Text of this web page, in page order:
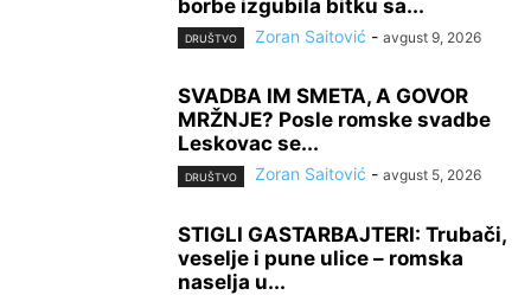
borbe izgubila bitku sa...
DRUŠTVO Zoran Saitović - avgust 9, 2026
SVADBA IM SMETA, A GOVOR
MRŽNJE? Posle romske svadbe
Leskovac se...
DRUŠTVO Zoran Saitović - avgust 5, 2026
STIGLI GASTARBAJTERI: Trubači,
veselje i pune ulice – romska
naselja u...